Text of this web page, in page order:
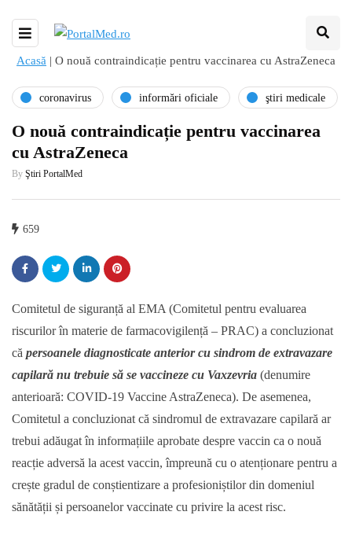
Acasă | O nouă contraindicație pentru vaccinarea cu AstraZeneca
coronavirus informări oficiale ştiri medicale
O nouă contraindicație pentru vaccinarea
cu AstraZeneca
By Ştiri PortalMed
659
Comitetul de siguranță al EMA (Comitetul pentru evaluarea
riscurilor în materie de farmacovigilență – PRAC) a concluzionat
că persoanele diagnosticate anterior cu sindrom de extravazare
capilară nu trebuie să se vaccineze cu Vaxzevria (denumire
anterioară: COVID-19 Vaccine AstraZeneca). De asemenea,
Comitetul a concluzionat că sindromul de extravazare capilară ar
trebui adăugat în informațiile aprobate despre vaccin ca o nouă
reacție adversă la acest vaccin, împreună cu o atenționare pentru a
crește gradul de conștientizare a profesioniștilor din domeniul
sănătății și persoanelor vaccinate cu privire la acest risc.